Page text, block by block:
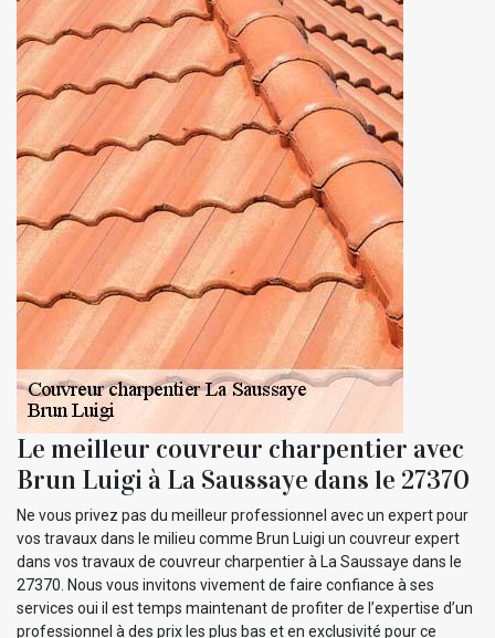
Le meilleur couvreur charpentier avec
Brun Luigi à La Saussaye dans le 27370
Ne vous privez pas du meilleur professionnel avec un expert pour
vos travaux dans le milieu comme Brun Luigi un couvreur expert
dans vos travaux de couvreur charpentier à La Saussaye dans le
27370. Nous vous invitons vivement de faire confiance à ses
services oui il est temps maintenant de profiter de l’expertise d’un
professionnel à des prix les plus bas et en exclusivité pour ce